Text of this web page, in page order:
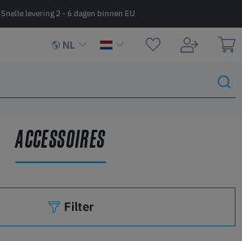
Snelle levering 2 - 6 dagen binnen EU
NL
ACCESSOIRES
Filter